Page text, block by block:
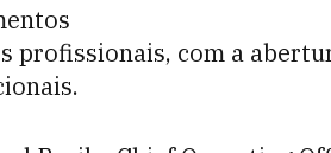
profissionais, com a